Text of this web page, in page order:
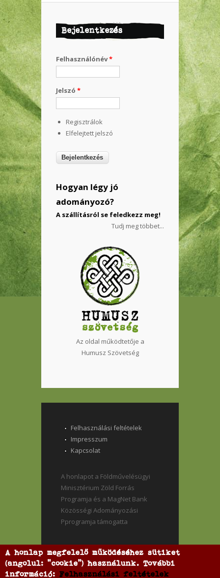
Bejelentkezés
Felhasználónév*
Jelszó *
Regisztrálok
Elfelejtett jelszó
Hogyan légy jó
adományozó?
A szállításról se feledkezz meg!
Tudj meg többet...
Az oldal működtetője a
Humusz Szövetség
Felhasználási feltételek
Impresszum
Kapcsolat
A honlapot a Földművelésügyi
Minisztérium Zöld Forrás
Programja és a MagNet Bank
Közösségi Adományozási
Pprogramja támogatta
A honlap megfelelő működéséhez sütiket
(angolul: "cookie") használunk. További
információ:Felhasználási feltételek